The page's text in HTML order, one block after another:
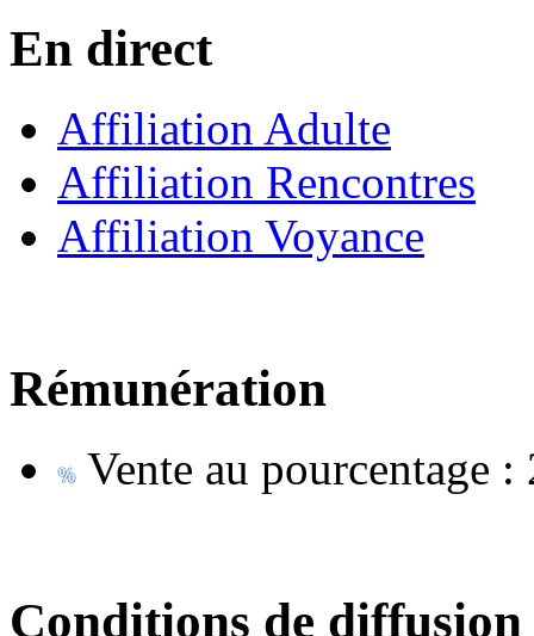
En direct
Affiliation Adulte
Affiliation Rencontres
Affiliation Voyance
Rémunération
Vente au pourcentage :
Conditions de diffusion